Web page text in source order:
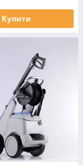
Купити